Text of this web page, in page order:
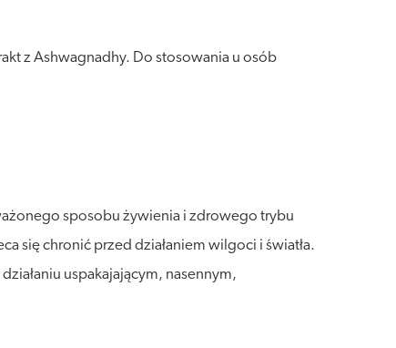
z Ashwagnadhy. Do stosowania u osób
sposobu żywienia i zdrowego trybu
się chronić przed działaniem wilgoci i światła.
uspakajającym, nasennym,